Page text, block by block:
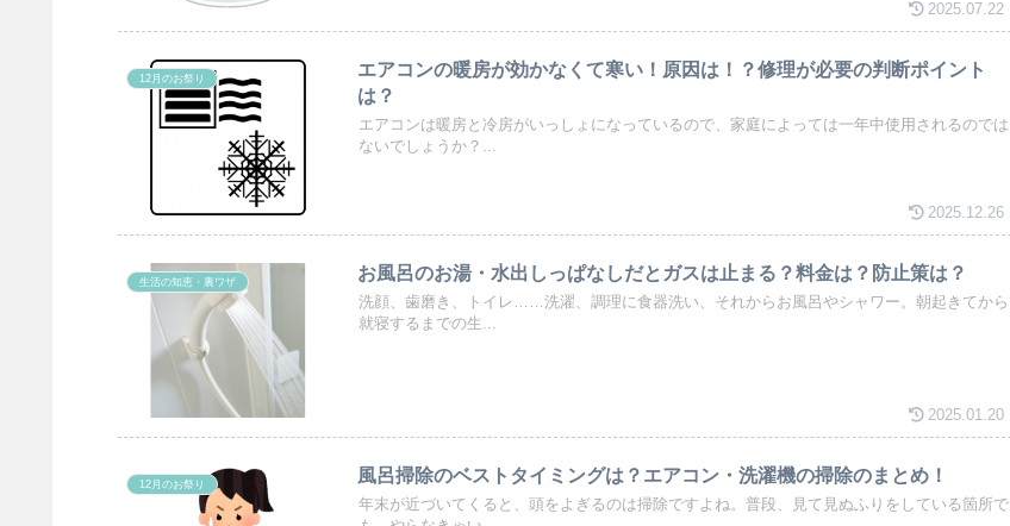
2025.07.22
12月のお祭り
エアコンの暖房が効かなくて寒い！原因は！？修理が必要の判断ポイント
は？
エアコンは暖房と冷房がいっしょになっているので、家庭によっては一年中使用されるのでは
ないでしょうか？...
2025.12.26
生活の知恵・裏ワザ お風呂のお湯・水出しっぱなしだとガスは止まる？料金は？防止策は？
洗顔、歯磨き、トイレ……洗濯、調理に食器洗い、それからお風呂やシャワー。朝起きてから
就寝するまでの生...
2025.01.20
12月のお祭り 風呂掃除のベストタイミングは？エアコン・洗濯機の掃除のまとめ！
年末が近づいてくると、頭をよぎるのは掃除ですよね。普段、見て見ぬふりをしている箇所で